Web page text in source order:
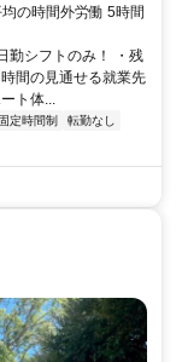
の時間外労働 5時間
勤シフトのみ！ ・残
間の見通せる就業先
ト体...
固定時間制
転勤なし